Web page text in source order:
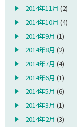
2014年11月 (2)
2014年10月 (4)
2014年9月 (1)
2014年8月 (2)
2014年7月 (4)
2014年6月 (1)
2014年5月 (6)
2014年3月 (1)
2014年2月 (3)